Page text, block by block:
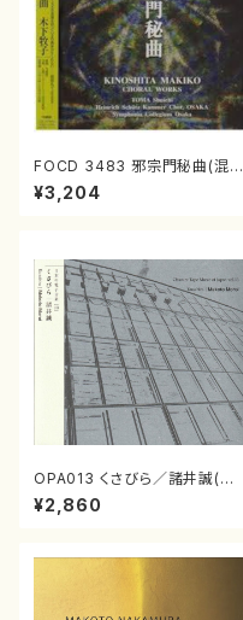
FOCD 3483 邪宗門秘曲(混声
合唱/木下牧子/CD)
¥3,204
OPA013 くさびら／諸井誠(電
子音楽／CD)
¥2,860